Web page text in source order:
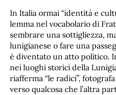
In Italia ormai “identità e
lemma nel vocabolario di
sembrare una sottigliezza,
lunigianese o fare una
è diventato un atto politico.
nei luoghi storici della
riafferma “le radici”,
verso qualcosa che l’altra